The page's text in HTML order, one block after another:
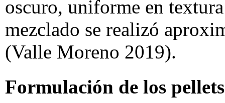
oscuro, uniforme en
mezclado se realizó
(Valle Moreno 2019).
Formulación de los pellets